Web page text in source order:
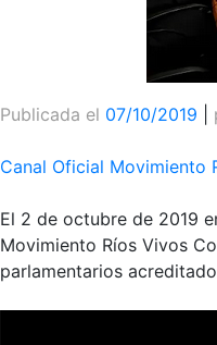
Publicada el 07/10/2019
Canal Oficial Movimiento
El 2 de octubre de 2019
Movimiento Ríos Vivos
parlamentarios